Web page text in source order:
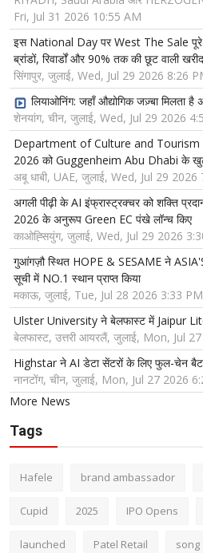
Fri, Jul 31 2026 10:55 AM
इस National Day पर West The Sale
ब्रांडों, रिवार्डों और 90% तक की छूट वाली
सिंगापुर, जुलाई, Wed, Jul 29 2026 8:26
लियाओनिंग: जहाँ औद्योगिक जज़्बा मिलता
शेनयांग, चीन, जुलाई, Wed, Jul 29 2026
Department of Culture and Tourism
2026 को Guggenheim Abu Dhabi के
अबू धाबी, UAE, जुलाई, Wed, Jul 29 2026
अगली पीढ़ी के AI इंफ्रास्ट्रक्चर को शक्ति
2026 के अनुरूप Green EC पंखे लॉन्च किए
काओह्सियुंग, जुलाई, Wed, Jul 29 2026
गुआंगज़ौ स्थित HOPE & SESAME ने
सूची में NO.1 स्थान प्राप्त किया
मकाऊ, जुलाई, Tue, Jul 28 2026 3:33 PM
Ulster University ने बेलफास्ट में Jaipur
बेलफास्ट, उत्तरी आयरलैं, जुलाई, Mon, Jul
Highstar ने AI डेटा सेंटरों के लिए फुल-चेन बैटरी
नानटोंग, चीन, जुलाई, Mon, Jul 27 2026
More News
Tags
Hafele brand ambassador
Cupid 2025 IPO Opens
launched Patel Retail song